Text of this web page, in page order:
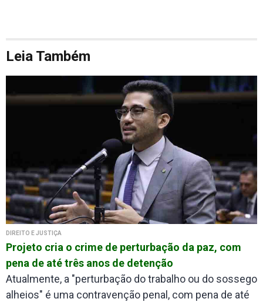
Leia Também
DIREITO E JUSTIÇA
Projeto cria o crime de perturbação da paz, com
pena de até três anos de detenção
Atualmente, a "perturbação do trabalho ou do sossego
alheios" é uma contravenção penal, com pena de até